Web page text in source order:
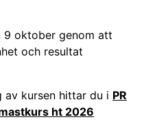
9 oktober genom att
och resultat
av kursen hittar du i PR
ht 2026